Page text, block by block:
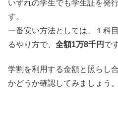
いずれの学生でも学生証を発
す。
一番安い方法としては、１科
るやり方で、 全額1万8千円 で
学割を利用する金額と照らし
かどうか確認してみましょう。